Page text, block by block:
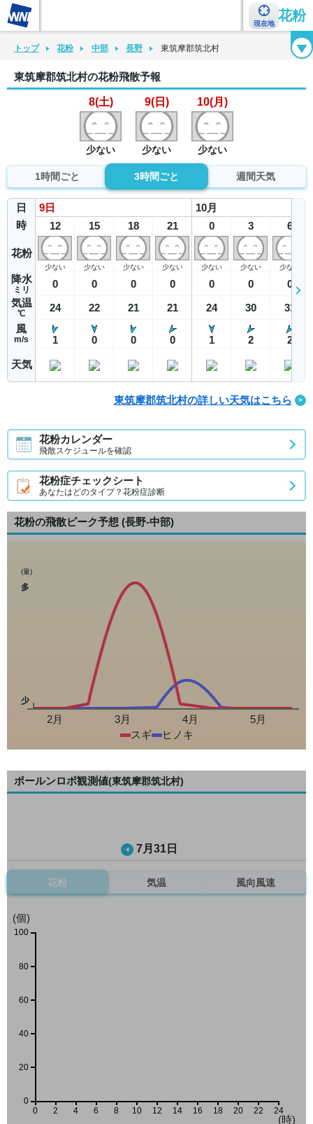
現在地
花粉
花粉カレンダー 花粉図鑑 花粉症チェックシート 花粉症ハンドブック
トップ 花粉 中部 長野 東筑摩郡筑北村
東筑摩郡筑北村の花粉飛散予報
8(土)
少ない
9(日)
少ない
10(月)
少ない
1時間ごと 3時間ごと 週間天気
日
時
花粉
降水
ミリ
気温
℃
風
m/s
天気
9 日
12
少ない
0
24
1
15
少ない
0
22
0
18
少ない
0
21
0
21
少ない
0
21
0
10月
0
少ない
0
24
1
3
少ない
0
30
2
6
少ない
0
31
2
東筑摩郡筑北村の詳しい天気はこちら
花粉カレンダー
飛散スケジュールを確認
花粉症チェックシート
あなたはどのタイプ？花粉症診断
花粉の飛散ピーク予想 (長野-中部)
(量)
多
少
2月 3月 4月
5月
スギ
ヒノキ
ポールンロボ観測値(東筑摩郡筑北村)
7月31日
花粉 気温 風向風速
0 2 4 6 8 10 12 14 16 18 20 22 24
(個)
(時)
0
20
40
60
80
100